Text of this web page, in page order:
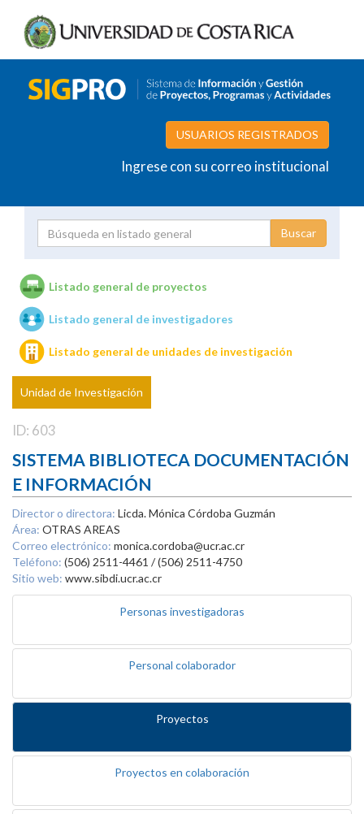
USUARIOS REGISTRADOS
Ingrese con su correo institucional
Unidades de investigación
Listado general de proyectos
Listado general de investigadores
Listado general de unidades de investigación
Unidad de Investigación
ID: 603
SISTEMA BIBLIOTECA DOCUMENTACIÓN
E INFORMACIÓN
Director o directora: Licda. Mónica Córdoba Guzmán
Área: OTRAS AREAS
Correo electrónico: monica.cordoba@ucr.ac.cr
Teléfono: (506) 2511-4461 / (506) 2511-4750
Sitio web: www.sibdi.ucr.ac.cr
Personas investigadoras
Personal colaborador
Proyectos
Proyectos en colaboración